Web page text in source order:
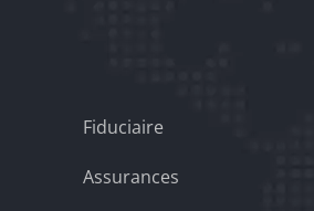
Fiduciaire
Assurances